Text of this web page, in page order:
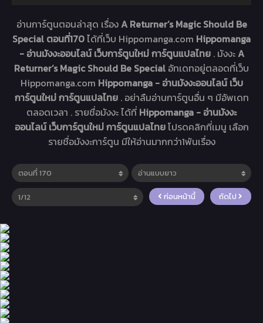
อ่านการ์ตูนตอนล่าสุด เรื่องA Returner’s Magic Should Be
Special ตอนที่170ได้ที่เว็บ Hippomanga.com Hippomanga
- อ่านมังงะออนไลน์ เว็บการ์ตูนใหม่ การ์ตูนแปลไทย . มังงะA
Returner’s Magic Should Be Special อัทเดทอยู่ตลอดที่เว็บ
Hippomanga.com Hippomanga - อ่านมังงะออนไลน์ เว็บ
การ์ตูนใหม่ การ์ตูนแปลไทย . อย่าลืมอ่านการ์ตูนอื่น ๆ มีอัพเดท
ตลอดเวลา . รายชื่อมังงะ ได้ที่ Hippomanga - อ่านมังงะ
ออนไลน์ เว็บการ์ตูนใหม่ การ์ตูนแปลไทยโปรดคลิกที่เมนู เลือก
รายชื่อมังงะการ์ตูน มีให้อ่านมากกว่า1พันเรื่อง
ก่อนหน้านี้ ถัดไป